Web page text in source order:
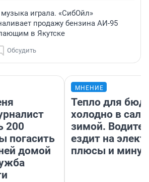
играла. «СибОйл»
продажу бензина АИ-95
в Якутске
Обсудить
200
погасить
домой
МНЕНИЕ
Тепло для
холодно в
зимой.
ездит на
плюсы и